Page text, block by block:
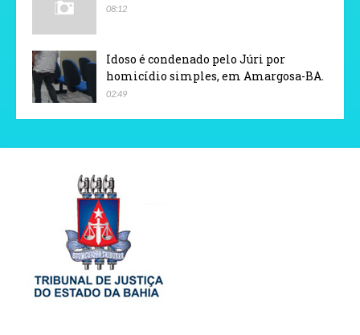
08:12
Idoso é condenado pelo Júri por
homicídio simples, em Amargosa-BA.
02:49